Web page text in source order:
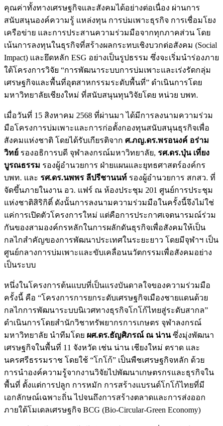
คุณค่าทั้งทางเศรษฐกิจและสังคมได้อย่างต่อเนื่อง ผ่านการ
สนับสนุนองค์ความรู้ แหล่งทุน การบ่มเพาะธุรกิจ การเชื่อมโยง
เครือข่าย และการประสานความร่วมมือจากทุกภาคส่วน โดย
เน้นการลงทุนในธุรกิจที่สร้างผลกระทบเชิงบวกต่อสังคม (Social
Impact) และยึดหลัก ESG อย่างเป็นรูปธรรม ซึ่งจะเริ่มนำร่องภาย
ใต้โครงการวิจัย “การพัฒนาระบบการบ่มเพาะและเร่งรัดกลุ่ม
เศรษฐกิจและพื้นที่อุตสาหกรรมระดับพื้นที่” ดำเนินการโดย
มหาวิทยาลัยเชียงใหม่ ที่สนับสนุนทุนวิจัยโดย หน่วย บพท.
เมื่อวันที่ 15 สิงหาคม 2568 ที่ผ่านมา ได้มีการลงนามความร่วม
มือโครงการบ่มเพาะและการก่อตั้งกองทุนสนับสนุนธุรกิจเพื่อ
สังคมแห่งชาติ โดยได้รับเกียรติจาก ศ.ภญ.ดร.พรอนงค์ อร่าม
วิทย์ รองอธิการบดี จุฬาลงกรณ์มหาวิทยาลัย, รศ.ดร.ปุ่น เที่ยง
บูรณธรรม รองผู้อำนวยการ ฝ่ายแผนและยุทธศาสตร์องค์กร
บพท. และ รศ.ดร.นพพร ลีปรีชานนท์ รองผู้อำนวยการ สกสว. ที่
จัดขึ้นภายในงาน อว. แฟร์ ณ ห้องประชุม 201 ศูนย์การประชุม
แห่งชาติสิริกิติ์ ดังนั้นการลงนามความร่วมมือในครั้งนี้จึงไม่ใช่
แค่การเปิดตัวโครงการใหม่ แต่คือการประกาศเจตนารมณ์ร่วม
กันของสามองค์กรหลักในการผลักดันธุรกิจเพื่อสังคมให้เป็น
กลไกสำคัญของการพัฒนาประเทศในระยะยาว โดยมีจุฬาฯ เป็น
ศูนย์กลางการบ่มเพาะและขับเคลื่อนนวัตกรรมเพื่อสังคมอย่าง
เป็นระบบ
หนึ่งในโครงการต้นแบบที่เป็นแรงบันดาลใจของความร่วมมือ
ครั้งนี้ คือ “โครงการการยกระดับเศรษฐกิจเมืองชายแดนด้วย
กลไกการพัฒนาระบบนิเวศทางธุรกิจโกโก้ไทยสู่ระดับสากล”
ดำเนินการโดยสำนักวิชาทรัพยากรการเกษตร จุฬาลงกรณ์
มหาวิทยาลัย นำทีมโดย ผศ.ดร.ธัญศิภรณ์ ณ น่านซึ่งมุ่งพัฒนา
เศรษฐกิจในพื้นที่ 11 จังหวัด เช่น น่าน เชียงใหม่ ตราด และ
นครศรีธรรมราช โดยใช้ “โกโก้” เป็นพืชเศรษฐกิจหลัก ด้วย
การนำองค์ความรู้จากงานวิจัยไปพัฒนาเกษตรกรและธุรกิจใน
พื้นที่ ตั้งแต่การปลูก การหมัก การสร้างแบรนด์โกโก้ไทยที่มี
เอกลักษณ์เฉพาะถิ่น ไปจนถึงการสร้างตลาดและการส่งออก
ภายใต้โมเดลเศรษฐกิจ BCG (Bio-Circular-Green Economy)